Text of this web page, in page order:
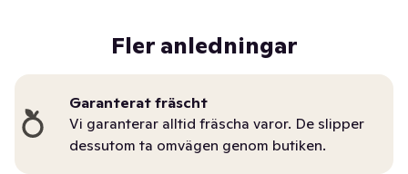
Fler anledningar
Garanterat fräscht
Vi garanterar alltid fräscha varor. De slipper
dessutom ta omvägen genom butiken.